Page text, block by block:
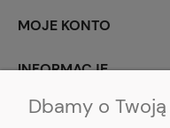
MOJE KONTO
INFORMACJE
SOCIAL MEDIA
Dbamy o